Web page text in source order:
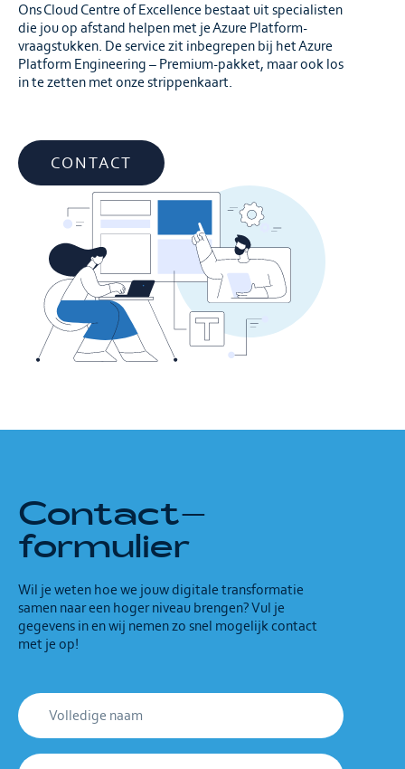
Ons Cloud Centre of Excellence bestaat uit specialisten
die jou op afstand helpen met je Azure Platform-
vraagstukken. De service zit inbegrepen bij het Azure
Platform Engineering – Premium-pakket, maar ook los
in te zetten met onze strippenkaart.
CONTACT
Contact–
formulier
Wil je weten hoe we jouw digitale transformatie
samen naar een hoger niveau brengen? Vul je
gegevens in en wij nemen zo snel mogelijk contact
met je op!